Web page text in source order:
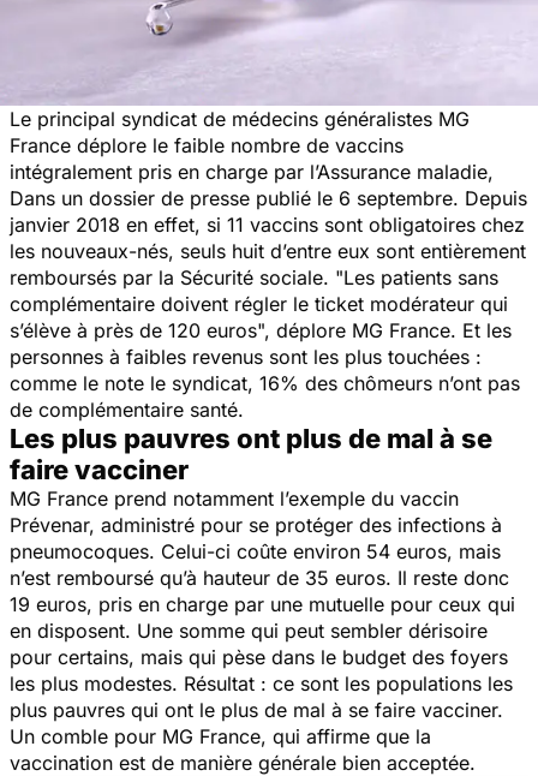
Le principal syndicat de médecins généralistes MG
France déplore le faible nombre de vaccins
intégralement pris en charge par l’Assurance maladie,
Dans un dossier de presse publié le 6 septembre. Depuis
janvier 2018 en effet, si 11 vaccins sont obligatoires chez
les nouveaux-nés, seuls huit d’entre eux sont entièrement
remboursés par la Sécurité sociale. "Les patients sans
complémentaire doivent régler le ticket modérateur qui
s’élève à près de 120 euros", déplore MG France. Et les
personnes à faibles revenus sont les plus touchées :
comme le note le syndicat, 16% des chômeurs n’ont pas
de complémentaire santé.
Les plus pauvres ont plus de mal à se
faire vacciner
MG France prend notamment l’exemple du vaccin
Prévenar, administré pour se protéger des infections à
pneumocoques. Celui-ci coûte environ 54 euros, mais
n’est remboursé qu’à hauteur de 35 euros. Il reste donc
19 euros, pris en charge par une mutuelle pour ceux qui
en disposent. Une somme qui peut sembler dérisoire
pour certains, mais qui pèse dans le budget des foyers
les plus modestes. Résultat : ce sont les populations les
plus pauvres qui ont le plus de mal à se faire vacciner.
Un comble pour MG France, qui affirme que la
vaccination est de manière générale bien acceptée.